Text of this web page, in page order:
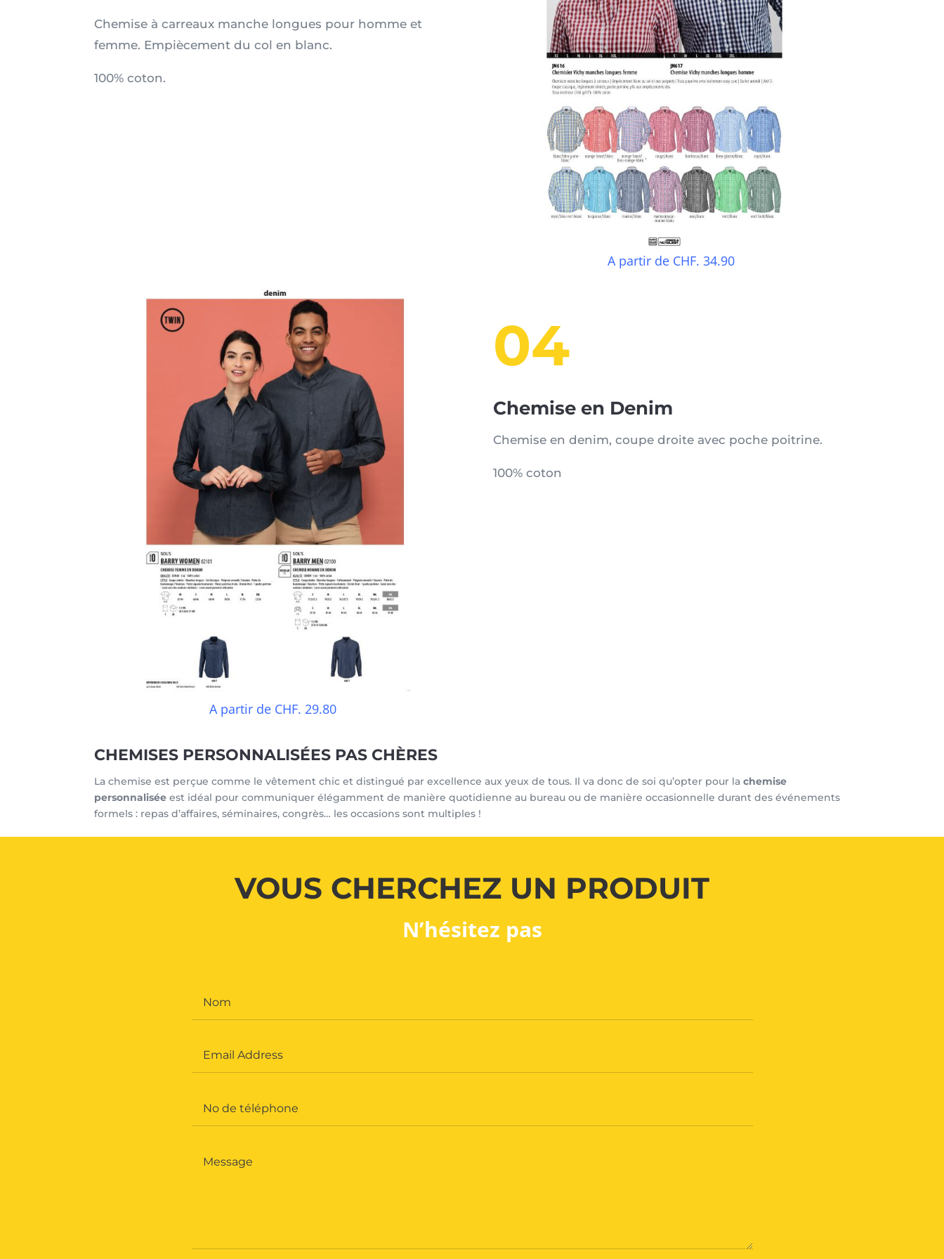
Chemise à carreaux manche longues pour homme et
femme. Empiècement du col en blanc.
100% coton.
A partir de CHF. 34.90
A partir de CHF. 29.80
04
Chemise en Denim
Chemise en denim, coupe droite avec poche poitrine.
100% coton
CHEMISES PERSONNALISÉES PAS CHÈRES
La chemise est perçue comme le vêtement chic et distingué par excellence aux yeux de tous. Il va donc de soi qu’opter pour lachemise
personnalisée est idéal pour communiquer élégamment de manière quotidienne au bureau ou de manière occasionnelle durant des événements
formels : repas d’affaires, séminaires, congrès… les occasions sont multiples !
VOUS CHERCHEZ UN PRODUIT
N’hésitez pas